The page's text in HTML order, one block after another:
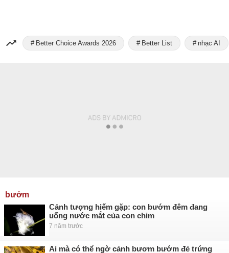
Better Choice Awards 2026 Better List nhạc AI
bướm
Cảnh tượng hiếm gặp: con bướm đêm đang
uống nước mắt của con chim
7 năm trước
Ai mà có thể ngờ cảnh bươm bướm đẻ trứng